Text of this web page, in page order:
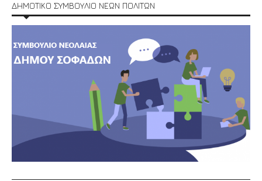
ΔΗΜΟΤΙΚΟ ΣΥΜΒΟΥΛΙΟ ΝΕΩΝ ΠΟΛΙΤΩΝ